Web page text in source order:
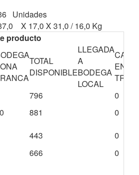
Unidades
X 17,0 X 31,0 / 16,0 Kg
producto
TOTAL
DISPONIBLE
LLEGADA
A
BODEGA
LOCAL
EN
796
0
881
0
443
0
666 0